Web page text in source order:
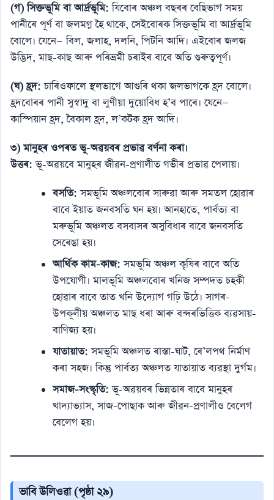
(গ) সিক্তভূমি বা আৰ্দ্ৰভূমি: যিবোৰ অঞ্চল বছৰৰ বেছিভাগ সময়
পানীৰে পূৰ্ণ বা জলমগ্ন হৈ থাকে, সেইবোৰক সিক্তভূমি বা আৰ্দ্ৰভূমি
বোলে। যেনে— বিল, জলাহ, দলনি, পিটনি আদি। এইবোৰ জলজ
উদ্ভিদ, মাছ-কাছ আৰু পৰিভ্ৰমী চৰাইৰ বাবে অতি গুৰুত্বপূৰ্ণ।
(ঘ) হ্ৰদ: চাৰিওফালে স্থলভাগে আগুৰি থকা জলভাগকে হ্ৰদ বোলে।
হ্ৰদবোৰৰ পানী সুস্বাদু বা লুণীয়া দুয়োবিধ হ’ব পাৰে। যেনে—
কাস্পিয়ান হ্ৰদ, বৈকাল হ্ৰদ, ল’কটক হ্ৰদ আদি।
৩) মানুহৰ ওপৰত ভূ-অৱয়বৰ প্ৰভাৱ বৰ্ণনা কৰা।
উত্তৰ: ভূ-অৱয়বে মানুহৰ জীৱন-প্ৰণালীত গভীৰ প্ৰভাৱ পেলায়।
বসতি: সমভূমি অঞ্চলবোৰ সাৰুৱা আৰু সমতল হোৱাৰ
বাবে ইয়াত জনবসতি ঘন হয়। আনহাতে, পাৰ্বত্য বা
মৰুভূমি অঞ্চলত বসবাসৰ অসুবিধাৰ বাবে জনবসতি
সেৰেঙা হয়।
আৰ্থিক কাম-কাজ: সমভূমি অঞ্চল কৃষিৰ বাবে অতি
উপযোগী। মালভূমি অঞ্চলবোৰ খনিজ সম্পদত চহকী
হোৱাৰ বাবে তাত খনি উদ্যোগ গঢ়ি উঠে। সাগৰ-
উপকূলীয় অঞ্চলত মাছ ধৰা আৰু বন্দৰভিত্তিক ব্যৱসায়-
বাণিজ্য হয়।
যাতায়াত: সমভূমি অঞ্চলত ৰাস্তা-ঘাট, ৰে’লপথ নিৰ্মাণ
কৰা সহজ। কিন্তু পাৰ্বত্য অঞ্চলত যাতায়াত ব্যৱস্থা দুৰ্গম।
সমাজ-সংস্কৃতি: ভূ-অৱয়বৰ ভিন্নতাৰ বাবে মানুহৰ
খাদ্যাভ্যাস, সাজ-পোছাক আৰু জীৱন-প্ৰণালীও বেলেগ
বেলেগ হয়।
ভাবি উলিওৱা (পৃষ্ঠা ২৯)